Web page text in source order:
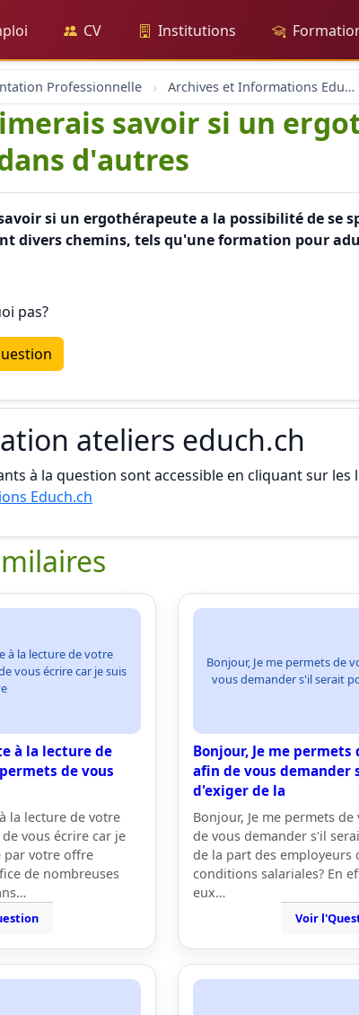
CV Institutions
Professionnelle Archives et Informations Educh.ch
savoir si un
d'autres
si un ergothérapeute a la possibilité de se
divers chemins, tels qu'une formation pour
pas?
ateliers educh.ch
à la question sont accessible en cliquant sur les
Educh.ch
à la lecture de votre
vous écrire car je suis
à la lecture de
de vous
la lecture de votre
vous écrire car je
par votre offre
de nombreuses
Bonjour, Je me permets de
vous demander s'il serait
Bonjour, Je me
afin de vous demander
d'exiger de la
Bonjour, Je me permets
de vous demander s'il
de la part des employeurs
conditions salariales? En
eux…
Voir